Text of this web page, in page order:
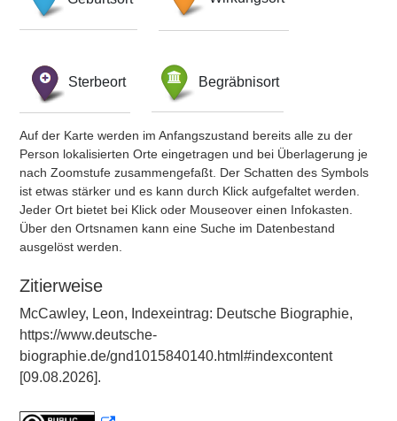
Sterbeort Begräbnisort
Auf der Karte werden im Anfangszustand bereits alle zu der
Person lokalisierten Orte eingetragen und bei Überlagerung je
nach Zoomstufe zusammengefaßt. Der Schatten des Symbols
ist etwas stärker und es kann durch Klick aufgefaltet werden.
Jeder Ort bietet bei Klick oder Mouseover einen Infokasten.
Über den Ortsnamen kann eine Suche im Datenbestand
ausgelöst werden.
Zitierweise
McCawley, Leon, Indexeintrag: Deutsche Biographie,
https://www.deutsche-
biographie.de/gnd1015840140.html#indexcontent
[09.08.2026].